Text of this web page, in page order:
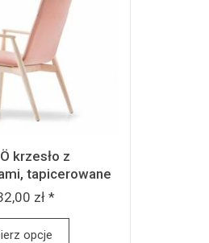
krzesło z
tapicerowane
zł *
opcje